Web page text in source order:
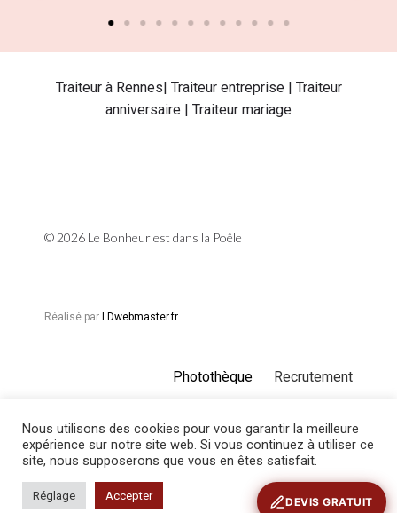
Traiteur à Rennes| Traiteur entreprise | Traiteur
anniversaire | Traiteur mariage
© 2026 Le Bonheur est dans la Poêle
Réalisé par LDwebmaster.fr
Photothèque Recrutement
Conditions générales de vente
Mentions
légales
Nous utilisons des cookies pour vous garantir la meilleure
expérience sur notre site web. Si vous continuez à utiliser ce
site, nous supposerons que vous en êtes satisfait.
Réglage Accepter DEVIS GRATUIT